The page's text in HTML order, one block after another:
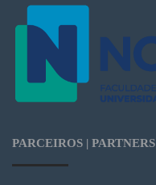
PARCEIROS | PARTNERS